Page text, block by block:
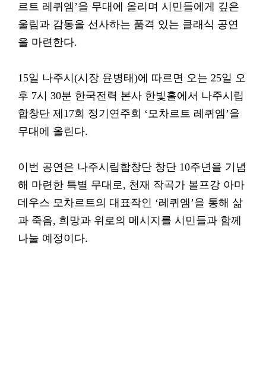
르트 레퀴엠’을 무대에 올리며 시민들에게 깊은
울림과 감동을 선사하는 품격 있는 클래식 공연
을 마련한다.
15일 나주시(시장 윤병태)에 따르면 오는 25일 오
후 7시 30분 한국전력 본사 한빛홀에서 나주시립
합창단 제17회 정기연주회 ‘모차르트 레퀴엠’을
무대에 올린다.
이번 공연은 나주시립합창단 창단 10주년을 기념
해 마련한 특별 무대로, 천재 작곡가 볼프강 아마
데우스 모차르트의 대표작인 ‘레퀴엠’을 통해 삶
과 죽음, 희망과 위로의 메시지를 시민들과 함께
나눌 예정이다.